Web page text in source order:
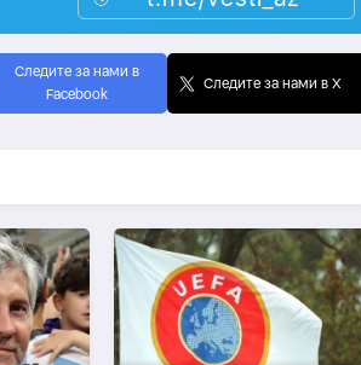
Следите за нами в
Facebook
Следите за нами в X